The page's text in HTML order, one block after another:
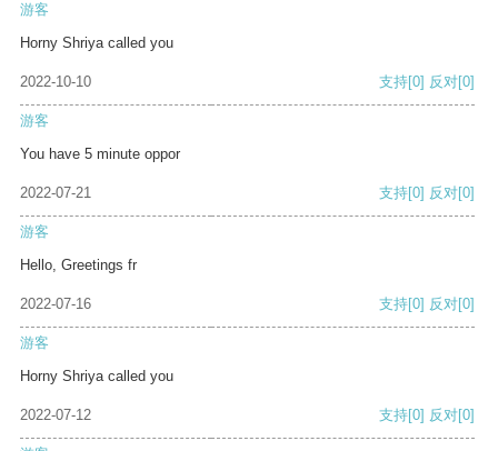
游客
Horny Shriya called you
2022-10-10 支持[0] 反对[0]
游客
You have 5 minute oppor
2022-07-21 支持[0] 反对[0]
游客
Hello, Greetings fr
2022-07-16 支持[0] 反对[0]
游客
Horny Shriya called you
2022-07-12 支持[0] 反对[0]